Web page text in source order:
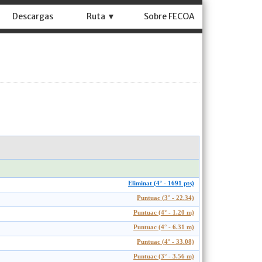
Descargas Ruta ▼ Sobre FECOA
Eliminat (4° - 1691 pts)
Puntuac (3° - 22.34)
Puntuac (4° - 1.20 m)
Puntuac (4° - 6.31 m)
Puntuac (4° - 33.08)
Puntuac (3° - 3.56 m)